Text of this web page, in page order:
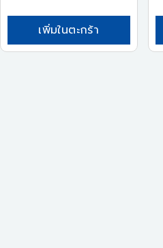
เพิ่มในตะกร้า